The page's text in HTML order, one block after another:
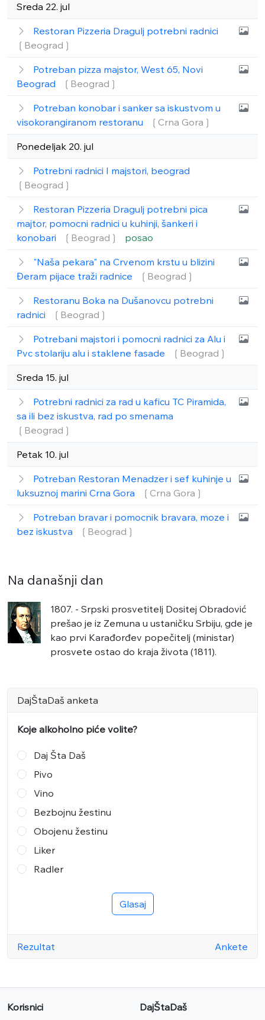
Sreda 22. jul
Restoran Pizzeria Dragulj potrebni radnici
❲Beograd❳
Potreban pizza majstor, West 65, Novi
Beograd
❲Beograd❳
Potreban konobar i sanker sa iskustvom u
visokorangiranom restoranu
❲Crna Gora❳
Ponedeljak 20. jul
Potrebni radnici I majstori, beograd
❲Beograd❳
Restoran Pizzeria Dragulj potrebni pica
majtor, pomocni radnici u kuhinji, šankeri i
konobari
❲Beograd❳ posao
"Naša pekara" na Crvenom krstu u blizini
Đeram pijace traži radnice
❲Beograd❳
Restoranu Boka na Dušanovcu potrebni
radnici
❲Beograd❳
Potrebani majstori i pomocni radnici za Alu i
Pvc stolariju alu i staklene fasade
❲Beograd❳
Sreda 15. jul
Potrebni radnici za rad u kaficu TC Piramida,
sa ili bez iskustva, rad po smenama
❲Beograd❳
Petak 10. jul
Potreban Restoran Menadzer i sef kuhinje u
luksuznoj marini Crna Gora
❲Crna Gora❳
Potreban bravar i pomocnik bravara, moze i
bez iskustva
❲Beograd❳
Na današnji dan
1807. - Srpski prosvetitelj Dositej Obradović
prešao je iz Zemuna u ustaničku Srbiju, gde je
kao prvi Karađorđev popečitelj (ministar)
prosvete ostao do kraja života (1811).
DajŠtaDaš anketa
Koje alkoholno piće volite?
Daj Šta Daš
Pivo
Vino
Bezbojnu žestinu
Obojenu žestinu
Liker
Radler
Glasaj
Rezultat Ankete
Korisnici DajŠtaDaš